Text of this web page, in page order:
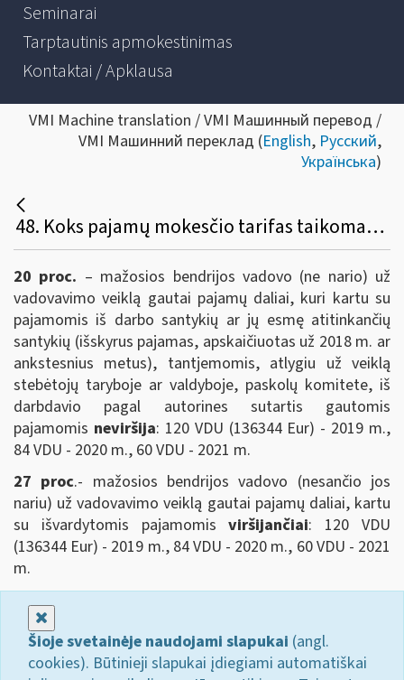
Seminarai
Tarptautinis apmokestinimas
Kontaktai / Apklausa
VMI Machine translation / VMI Машинный перевод /
VMI Машинний переклад (English, Русский,
Українська)
48. Koks pajamų mokesčio tarifas taikomas mažųjų bendrijų vadovų (ne narių) pagal civilinę paslaugų sutartį už vadovavimo veiklą gautoms pajamoms?
20 proc. – mažosios bendrijos vadovo (ne nario) už
vadovavimo veiklą gautai pajamų daliai, kuri kartu su
pajamomis iš darbo santykių ar jų esmę atitinkančių
santykių (išskyrus pajamas, apskaičiuotas už 2018 m. ar
ankstesnius metus), tantjemomis, atlygiu už veiklą
stebėtojų taryboje ar valdyboje, paskolų komitete, iš
darbdavio pagal autorines sutartis gautomis
pajamomis neviršija: 120 VDU (136344 Eur) - 2019 m.,
84 VDU - 2020 m., 60 VDU - 2021 m.
27 proc.- mažosios bendrijos vadovo (nesančio jos
nariu) už vadovavimo veiklą gautai pajamų daliai, kartu
su išvardytomis pajamomisviršijančiai: 120 VDU
(136344 Eur) - 2019 m., 84 VDU - 2020 m., 60 VDU - 2021
m.
Šioje svetainėje naudojami slapukai (angl.
cookies). Būtinieji slapukai įdiegiami automatiškai